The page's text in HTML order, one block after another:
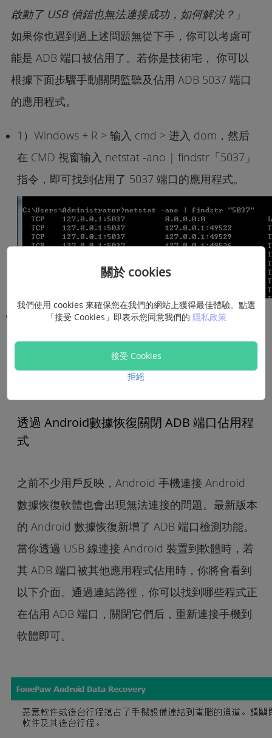
啟動了 USB 偵錯也無法連接成功，如何解決？ 」
如果你也遇到過上述問題無從下手，你可以考慮可
能是 ADB 端口被佔用了。若你是技術宅， 你可以
根據下面步驟手動關閉監聽及佔用 ADB 5037 端口
的應用程式。
1）Windows + R > 输入 cmd > 进入 dom，然后
在 CMD 視窗输入 netstat -ano | findstr「5037」
指令，即可找到佔用了 5037 端口的應用程式。
2）你可以看到 LISTENING 狀態的應用編號為
對應的程式或進程名稱，然後在任務管理器里結束
透過 Android數據恢復關閉 ADB 端口佔用程
式
之前不少用戶反映，Android 手機連接 Android
數據恢復軟體也會出現無法連接的問題。最新版本
的 Android 數據恢復新增了 ADB 端口檢測功能。
當你透過 USB 線連接 Android 裝置到軟體時，若
其 ADB 端口被其他應用程式佔用時，你將會看到
以下介面。通過連結路徑，你可以找到哪些程式正
在佔用 ADB 端口，關閉它們后，重新連接手機到
軟體即可。
關於 cookies
我們使用 cookies 來確保您在我們的網站上獲得最佳體驗。點選
「接受 Cookies」即表示您同意我們的 隱私政策
接受 Cookies
拒絕